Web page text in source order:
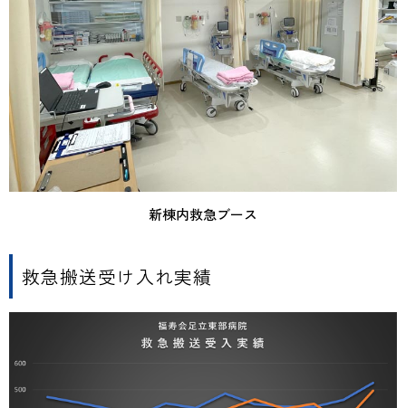
新棟内救急ブース
救急搬送受け入れ実績